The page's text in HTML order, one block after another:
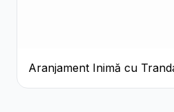
Aranjament Inimă cu
și Ciocolată Ferrero Rocher